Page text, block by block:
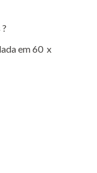
em 60 x